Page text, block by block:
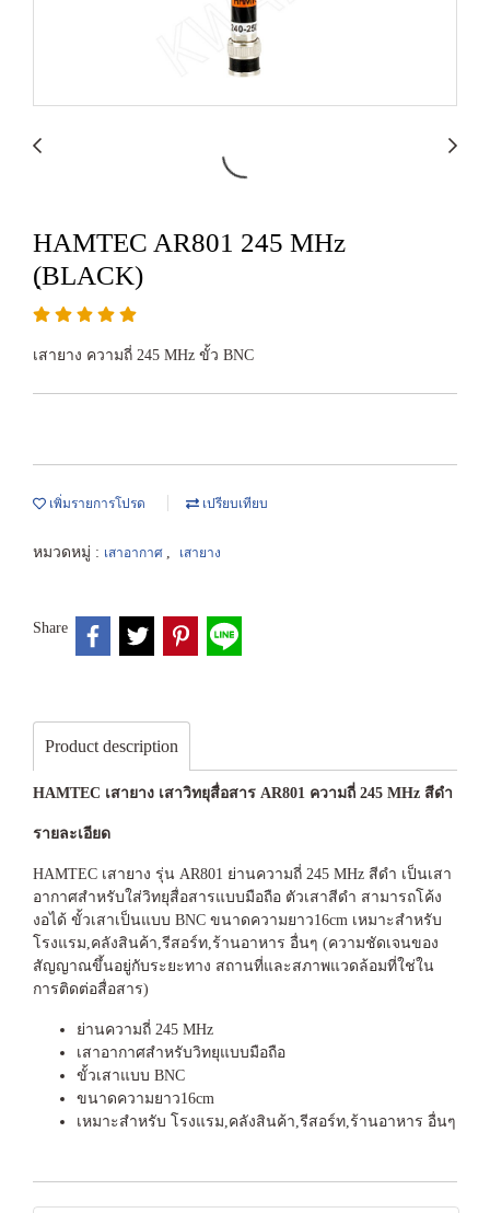
HAMTEC AR801 245 MHz
(ฺBLACK)
เสายาง ความถี่ 245 MHz ขั้ว BNC
เพิ่มรายการโปรด เปรียบเทียบ
หมวดหมู่ : เสาอากาศ , เสายาง
Share
Product description
HAMTEC เสายาง เสาวิทยุสื่อสาร AR801 ความถี่ 245 MHz สีดำ
รายละเอียด
HAMTEC เสายาง รุ่น AR801 ย่านความถี่ 245 MHz สีดำ เป็นเสา
อากาศสำหรับใส่วิทยุสื่อสารแบบมือถือ ตัวเสาสีดำ สามารถโค้ง
งอได้ ขั้วเสาเป็นแบบ BNC ขนาดความยาว16cm เหมาะสำหรับ
โรงแรม,คลังสินค้า,รีสอร์ท,ร้านอาหาร อื่นๆ (ความชัดเจนของ
สัญญาณขึ้นอยู่กับระยะทาง สถานที่และสภาพแวดล้อมที่ใช่ใน
การติดต่อสื่อสาร)
ย่านความถี่ 245 MHz
เสาอากาศสำหรับวิทยุแบบมือถือ
ขั้วเสาแบบ BNC
ขนาดความยาว16cm
เหมาะสำหรับ โรงแรม,คลังสินค้า,รีสอร์ท,ร้านอาหาร อื่นๆ